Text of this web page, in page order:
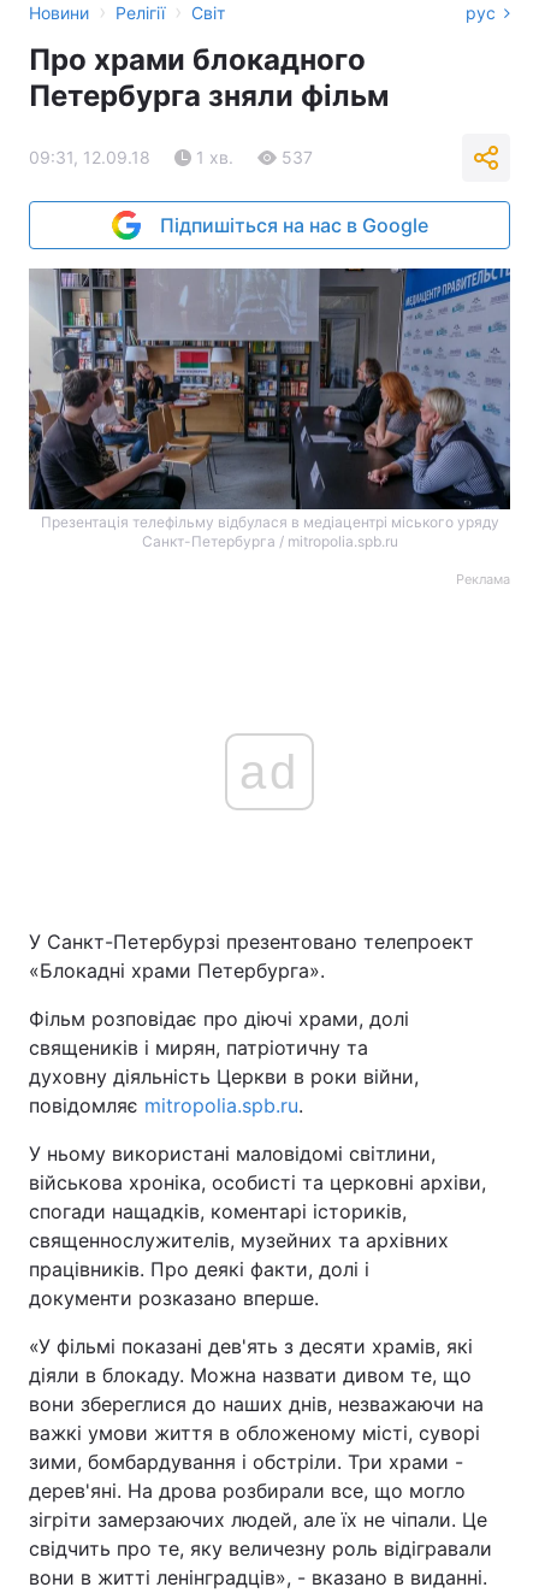
Новини › Релігії › Світ рус
Про храми блокадного
Петербурга зняли фільм
09:31, 12.09.18 1 хв. 537
Підпишіться на нас в Google
Презентація телефільму відбулася в медіацентрі міського уряду
Санкт-Петербурга / mitropolia.spb.ru
Реклама
ad
У Санкт-Петербурзі презентовано телепроект
«Блокадні храми Петербурга».
Фільм розповідає про діючі храми, долі
священиків і мирян, патріотичну та
духовну діяльність Церкви в роки війни,
повідомляє mitropolia.spb.ru.
У ньому використані маловідомі світлини,
військова хроніка, особисті та церковні архіви,
спогади нащадків, коментарі істориків,
священнослужителів, музейних та архівних
працівників. Про деякі факти, долі і
документи розказано вперше.
«У фільмі показані дев'ять з десяти храмів, які
діяли в блокаду. Можна назвати дивом те, що
вони збереглися до наших днів, незважаючи на
важкі умови життя в обложеному місті, суворі
зими, бомбардування і обстріли. Три храми -
дерев'яні. На дрова розбирали все, що могло
зігріти замерзаючих людей, але їх не чіпали. Це
свідчить про те, яку величезну роль відігравали
вони в житті ленінградців», - вказано в виданні.